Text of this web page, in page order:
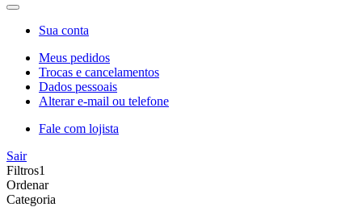
Sua conta
Meus pedidos
Trocas e cancelamentos
Dados pessoais
Alterar e-mail ou telefone
Fale com lojista
Sair
Filtros1
Ordenar
Categoria